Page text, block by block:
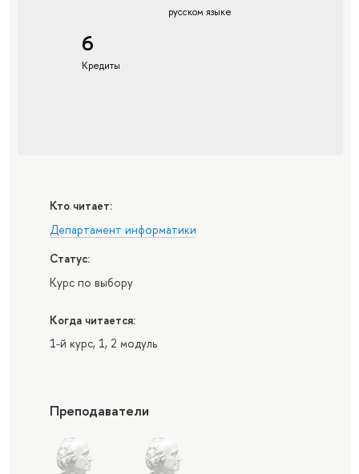
русском языке
6
Кредиты
Кто читает:
Департамент информатики
Статус:
Курс по выбору
Когда читается:
1-й курс, 1, 2 модуль
Преподаватели